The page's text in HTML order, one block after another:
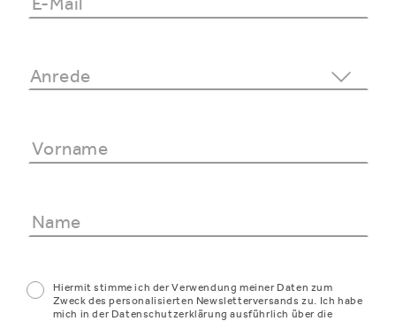
Hiermit stimme ich der Verwendung meiner Daten zum
Zweck des personalisierten Newsletterversands zu. Ich habe
mich in der Datenschutzerklärung ausführlich über die